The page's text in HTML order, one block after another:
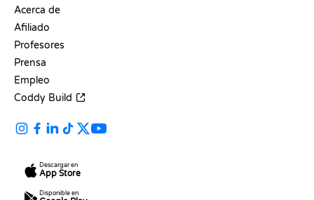
Acerca de
Afiliado
Profesores
Prensa
Empleo
Coddy Build
Descargar en
App Store
Disponible en